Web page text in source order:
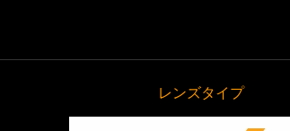
レンズタイプ